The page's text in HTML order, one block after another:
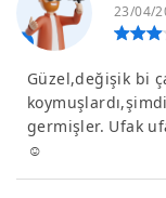
23/04/
Güzel,değişik bi
germişler. Ufak
☺️